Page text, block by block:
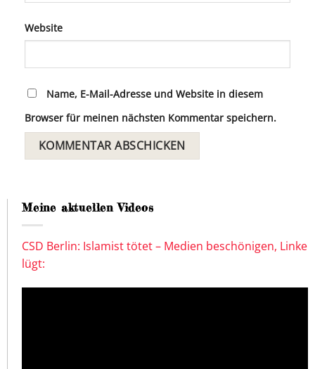
Website
Name, E-Mail-Adresse und Website in diesem
Browser für meinen nächsten Kommentar speichern.
Meine aktuellen Videos
CSD Berlin: Islamist tötet – Medien beschönigen, Linke
lügt: